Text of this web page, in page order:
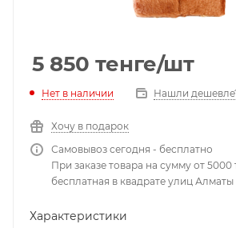
5 850 тенге/шт
Нет в наличии Нашли
Хочу в подарок
Самовывоз сегодня - бесплатно
При заказе товара на сумму от 5000
бесплатная в квадрате улиц Алматы
Характеристики